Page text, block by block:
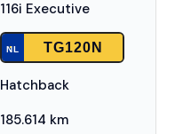
116i Executive
TG120N
Hatchback
185.614 km